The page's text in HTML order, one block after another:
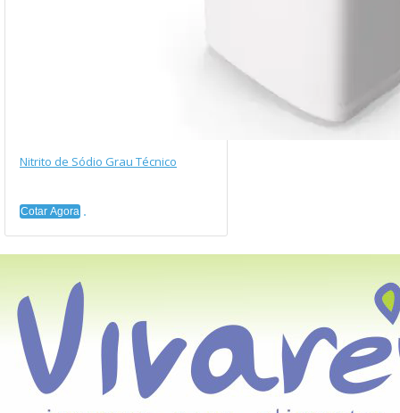
Nitrito de Sódio Grau Técnico
Cotar Agora